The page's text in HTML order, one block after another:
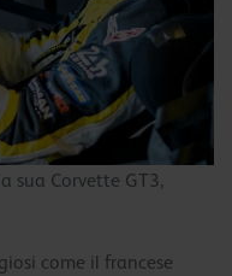
sua Corvette GT3,
come il francese